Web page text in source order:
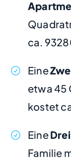
ca.
Eine
etwa 45
kostet
Eine
Familie